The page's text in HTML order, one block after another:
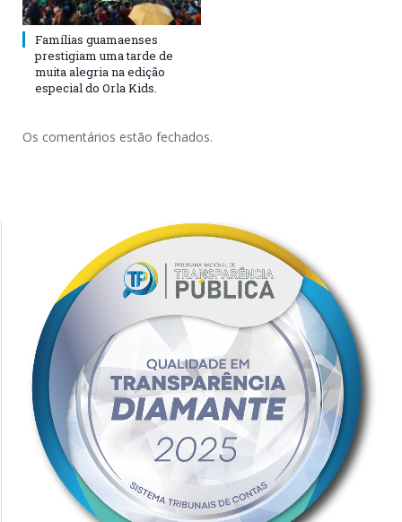
Famílias guamaenses
prestigiam uma tarde de
muita alegria na edição
especial do Orla Kids.
Os comentários estão fechados.